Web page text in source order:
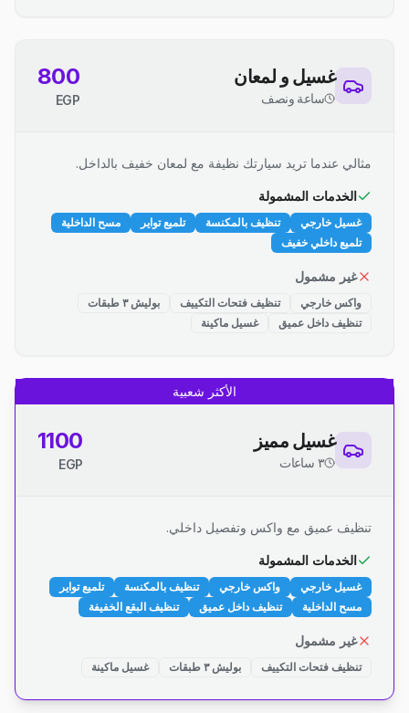
غسيل و لمعان
ساعة ونصف
800
EGP
مثالي عندما تريد سيارتك نظيفة مع لمعان خفيف بالداخل.
الخدمات المشمولة
غسيل خارجي تنظيف بالمكنسة تلميع تواير
مسح الداخلية
تلميع داخلي خفيف
غير مشمول
واكس خارجي تنظيف فتحات التكييف
بوليش ٣ طبقات
تنظيف داخل عميق
غسيل ماكينة
الأكثر شعبية
غسيل مميز
٣ ساعات
1100
EGP
تنظيف عميق مع واكس وتفصيل داخلي.
الخدمات المشمولة
غسيل خارجي واكس خارجي تنظيف بالمكنسة
تلميع تواير
مسح الداخلية
تنظيف داخل عميق تنظيف البقع الخفيفة
غير مشمول
تنظيف فتحات التكييف بوليش ٣ طبقات غسيل ماكينة